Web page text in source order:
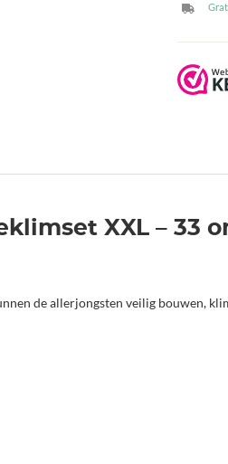
XXL – 33
de allerjongsten veilig bouwen,